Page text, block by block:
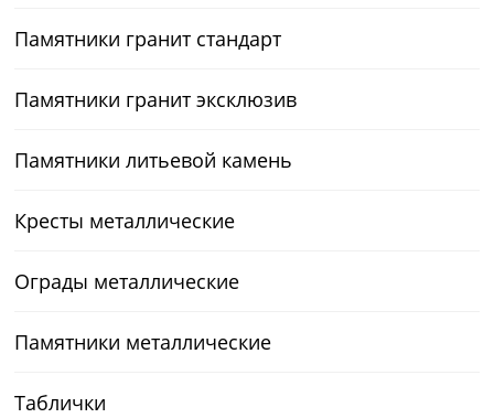
Памятники гранит стандарт
Памятники гранит эксклюзив
Памятники литьевой камень
Кресты металлические
Ограды металлические
Памятники металлические
Таблички